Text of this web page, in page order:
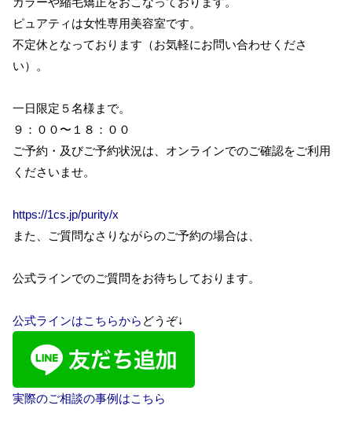
ピュアティは女性専用美容室です。
不定休となっております（お気軽にお問い合わせくださ
い）。
一日限定５名様まで。
９：００〜１８：００
ご予約・及びご予約状況は、オンラインでのご確認をご利用
くださいませ。
https://1cs.jp/purity/x
また、ご質問なさりながらのご予約の場合は、
公式ラインでのご質問をお待ちしております。
公式ラインはこちらから どうぞ↓
実際のご相談の事例はこちら